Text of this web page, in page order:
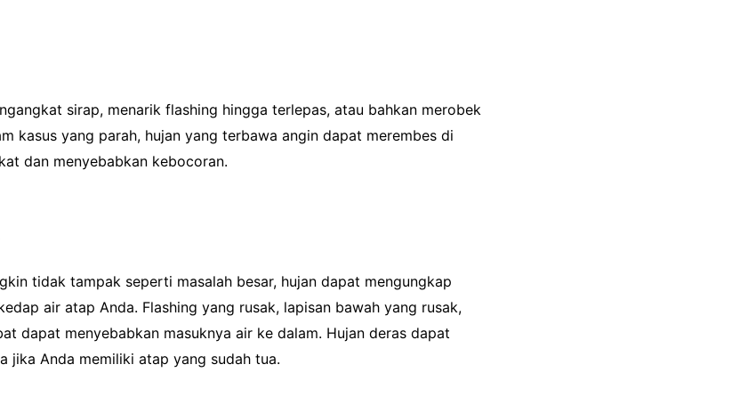
sirap, menarik flashing hingga terlepas, atau bahkan merobek
kasus yang parah, hujan yang terbawa angin dapat merembes di
dan menyebabkan kebocoran.
tidak tampak seperti masalah besar, hujan dapat mengungkap
air atap Anda. Flashing yang rusak, lapisan bawah yang rusak,
dapat menyebabkan masuknya air ke dalam. Hujan deras dapat
jika Anda memiliki atap yang sudah tua.